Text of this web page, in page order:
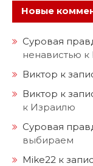
Новые
Суровая
ненавистью
Виктор к
Виктор к
к Израилю
Суровая
выбираем
Mike22 к